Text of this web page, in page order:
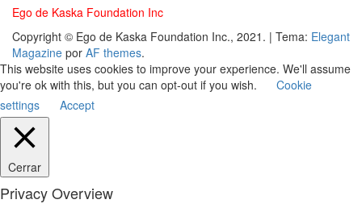
Ego de Kaska Foundation Inc
Copyright © Ego de Kaska Foundation Inc., 2021. | Tema: Elegant
Magazine por AF themes.
This website uses cookies to improve your experience. We'll assume
you're ok with this, but you can opt-out if you wish.
Cookie
settings
Accept
Cerrar
Privacy Overview